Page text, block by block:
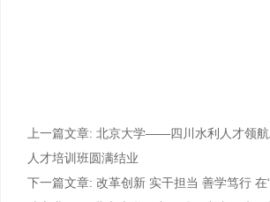
上一篇文章: 北京大学——四川水利人才领航
人才培训班圆满结业
下一篇文章: 改革创新 实干担当 善学笃行 在